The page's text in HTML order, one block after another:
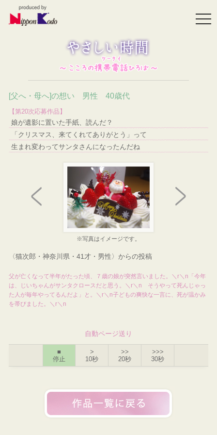
[父へ・母へ]の想い 男性 40歳代
【第20次応募作品】
娘が遺影に置いた手紙、読んだ？
「クリスマス、来てくれてありがとう」って
生まれ変わってサンタさんになったんだね
※写真はイメージです。
〈猫次郎・神奈川県・41才・男性〉からの投稿
父が亡くなって半年がたった頃、７歳の娘が突然言いました。＼r＼n「今年
は、じいちゃんがサンタクロースだと思う。＼r＼n そうやって死んじゃっ
た人が毎年やってるんだよ」と。＼r＼n子どもの爽快な一言に、死が温かみ
を帯びました。＼r＼n
自動ページ送り
■
停止
>
10秒
>>
20秒
>>>
30秒